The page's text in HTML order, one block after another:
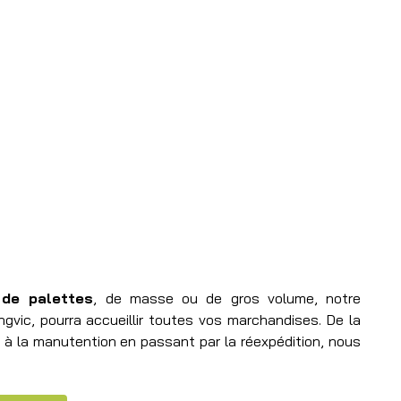
palettes, de masse ou de gros volume, notre
pourra accueillir toutes vos marchandises. De la
la manutention en passant par la réexpédition, nous